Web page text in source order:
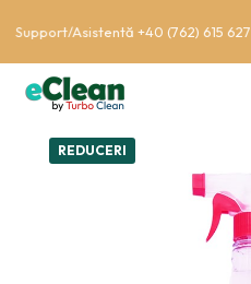
Support/Asistentă +40 (762) 615 627
REDUCERI